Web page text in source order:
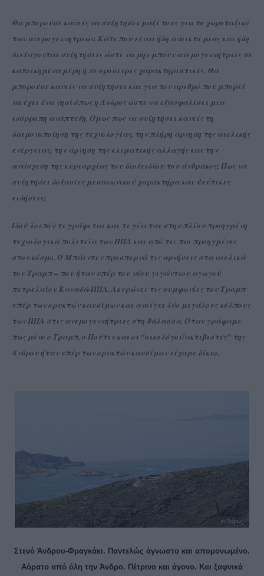
Θα μπορούσε κανείς να συζητήσει μαζί τους για το χωροταξικό
των ανεμογεννητριών. Κάτι που είναι ήδη ανοικτό μιας και ήδη
διεξάγονται συζητήσεις ώστε να μην μπουν ανεμογεννήτριες σε
κατοικημένα μέρη ή σε οροσειρές χαρακτηριστικές. Θα
μπορούσε κανείς να συζητήσει και για τον αριθμό που μπορεί
να έχει ένα νησί όπως η Άνδρος ώστε να εξασφαλίσει μια
ισόρροπη ανάπτυξη. Όμως πως να συζητήσει κανείς τη
δαιμονοποίηση της τεχνολογίας, την πλήρη άρνηση της αιολικής
ενέργειας, την άρνηση της κλιματικής αλλαγής και την
ανάσχεση της κυριαρχίας του διοξειδίου του άνθρακος; Πως να
συζητήσει δοξασίες μεσαιωνικού χαρακτήρα και ψεύτικες
ειδήσεις;
Ιδού λοιπόν τι γράφεται και τι γίνεται στην πλέον προηγμένη
τεχνολογικά πολιτεία των ΗΠΑ και από τις πιο προηγμένες
στον κόσμο. Ο Μπάιντεν προσπερνά τις αρνήσεις στα αιολικά
του Τραμπ – που ήταν υπέρ του νέου γιγάντιου αγωγού
πετρελαίου Καναδά-ΗΠΑ. Ακυρώνει τις συμφωνίες του Τραμπ
υπέρ των ορυκτών καυσίμων και ανοίγει δύο μεγάλους κόλπους
των ΗΠΑ στις ανεμογεννήτριες στη θάλασσα. Όταν γράφαμε
πως μόνο ο Τραμπ, ο Πούτιν και οι “οικολόγοι/ακτιβιστές” της
Άνδρου ήταν υπέρ των ορυκτών καυσίμων είχαμε δίκιο.
Στενό Άνδρου-Φραγκάκι. Παντελώς άγνωστο και απομονωμένο.
Αόρατο από όλη την Άνδρο. Πέτρινο και άγονο. Και ξαφνικά